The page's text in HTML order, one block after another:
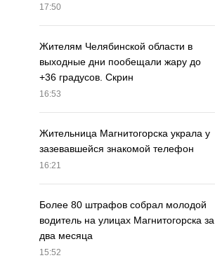
17:50
Жителям Челябинской области в
выходные дни пообещали жару до
+36 градусов. Скрин
16:53
Жительница Магнитогорска украла у
зазевавшейся знакомой телефон
16:21
Более 80 штрафов собрал молодой
водитель на улицах Магнитогорска за
два месяца
15:52